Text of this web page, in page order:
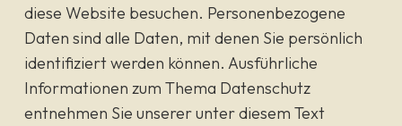
diese Website besuchen. Personenbezogene
Daten sind alle Daten, mit denen Sie persönlich
identifiziert werden können. Ausführliche
Informationen zum Thema Datenschutz
entnehmen Sie unserer unter diesem Text